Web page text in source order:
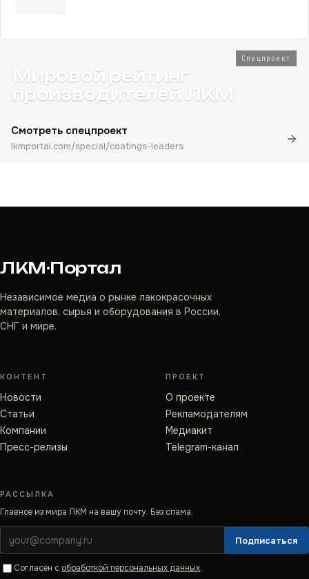
Спецпроект
Мировой рейтинг
производителей ЛКМ
Смотреть спецпроект
lkmportal.com/special/coatings-leaders
ЛКМ·Портал
Независимое медиа о рынке лакокрасочных
материалов, сырья и оборудования в России,
СНГ и мире.
КОНТЕНТ
Новости
Статьи
Компании
Пресс-релизы
ПРОЕКТ
О проекте
Рекламодателям
Медиакит
Telegram-канал
РАССЫЛКА
Главное из мира ЛКМ на вашу почту. Без спама.
Подписаться
Согласен с обработкой персональных данных.